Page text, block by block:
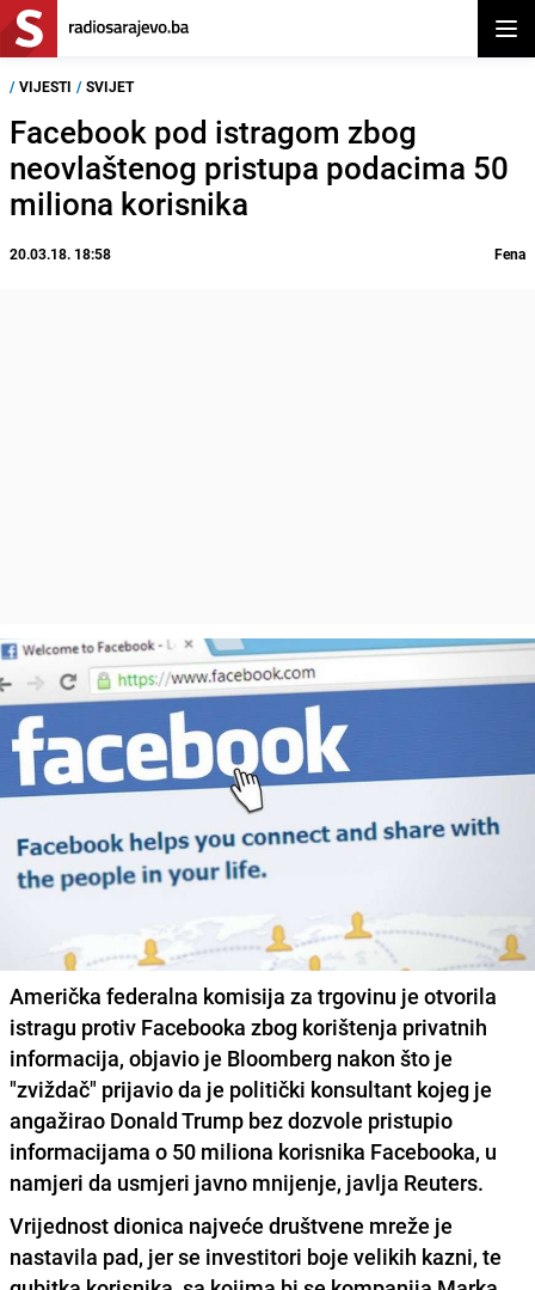
/ VIJESTI / SVIJET
Facebook pod istragom zbog
neovlaštenog pristupa podacima 50
miliona korisnika
20.03.18. 18:58 Fena
Američka federalna komisija za trgovinu je otvorila
istragu protiv Facebooka zbog korištenja privatnih
informacija, objavio je Bloomberg nakon što je
"zviždač" prijavio da je politički konsultant kojeg je
angažirao Donald Trump bez dozvole pristupio
informacijama o 50 miliona korisnika Facebooka, u
namjeri da usmjeri javno mnijenje, javlja Reuters.
Vrijednost dionica najveće društvene mreže je
nastavila pad, jer se investitori boje velikih kazni, te